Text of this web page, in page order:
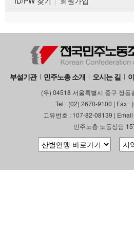
부설기관 민주노총 소개 오시는 길
(우) 04518 서울특별시 중구 정동
Tel : (02) 2670-9100 | Fax :
고유번호 : 107-82-08139 |
민주노총 노동상담